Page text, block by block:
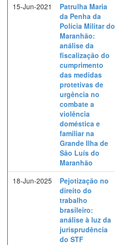
15-Jun-2021
Patrulha Maria
da Penha da
Polícia Militar do
Maranhão:
análise da
fiscalização do
cumprimento
das medidas
protetivas de
urgência no
combate a
violência
doméstica e
familiar na
Grande Ilha de
São Luís do
Maranhão
18-Jun-2025
Pejotização no
direito do
trabalho
brasileiro:
análise à luz da
jurisprudência
do STF